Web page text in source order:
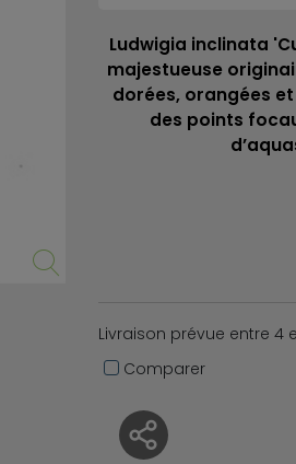
Ludwigia inclinata
majestueuse
dorées, orangées
des points
Livraison prévue entre 4
Comparer